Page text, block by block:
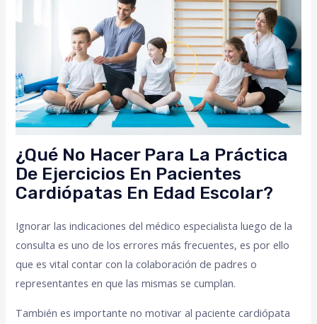
¿Qué No Hacer Para La Práctica
De Ejercicios En Pacientes
Cardiópatas En Edad Escolar?
Ignorar las indicaciones del médico especialista luego de la
consulta es uno de los errores más frecuentes, es por ello
que es vital contar con la colaboración de padres o
representantes en que las mismas se cumplan.
También es importante no motivar al paciente cardiópata